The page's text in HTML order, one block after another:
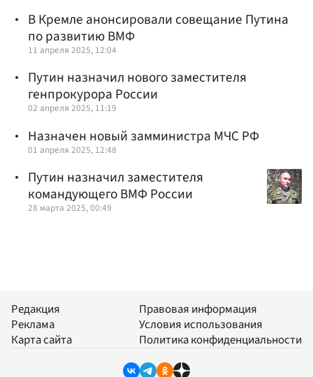
В Кремле анонсировали совещание Путина
по развитию ВМФ
11 апреля 2025, 12:04
Путин назначил нового заместителя
генпрокурора России
02 апреля 2025, 11:19
Назначен новый замминистра МЧС РФ
01 апреля 2025, 12:48
Путин назначил заместителя
командующего ВМФ России
28 марта 2025, 00:49
Редакция
Реклама
Карта сайта
Правовая информация
Условия использования
Политика конфиденциальности